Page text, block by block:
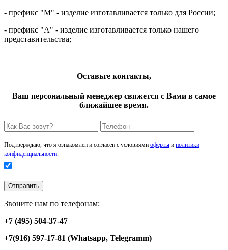
- префикс "М" - изделие изготавливается только для России;
- префикс "А" - изделие изготавливается только нашего
представительства;
Оставьте контакты,
Ваш персональный менеджер свяжется с Вами в самое
ближайшее время.
Подтверждаю, что я ознакомлен и согласен с условиями оферты и политики
конфиденциальности
Звоните нам по телефонам:
+7 (495) 504-37-47
+7(916) 597-17-81 (Whatsapp, Telegramm)